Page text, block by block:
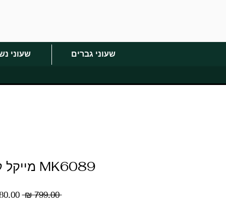
שעוני גברים שעוני
MK6089 מייקל קורס נשים
‏799.00 ‏₪
מחיר
‏580.00 ‏₪